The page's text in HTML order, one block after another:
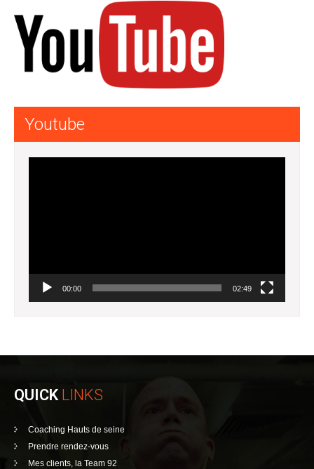
Youtube
00:00 02:49
QUICK LINKS
Coaching Hauts de seine
Prendre rendez-vous
Mes clients, la Team 92